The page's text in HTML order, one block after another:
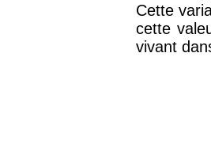
83000 -
Cette
cette
vivant